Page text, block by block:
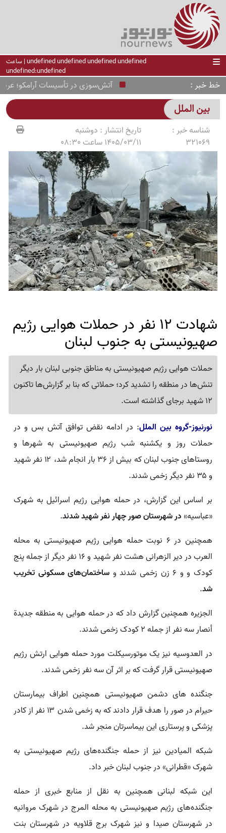
undefined undefined undefined undefined | ساعت
undefined:undefined
خط خبر آتش‌سوزی در تأسیسات آرامکو؛
بین الملل
شناسه خبر :
321069
تاریخ انتشار : دوشنبه
1405/03/11 ساعت 08:30
شهادت 12 نفر در حملات هوایی رژیم
صهیونیستی به جنوب لبنان
حملات هوایی رژیم صهیونیستی به مناطق جنوبی لبنان بار دیگر
تنش‌ها در منطقه را تشدید کرد؛ حملاتی که بنا بر گزارش‌ها تاکنون
12 شهید برجای گذاشته است.
نورنیوز-گروه بین الملل: در ادامه نقض توافق آتش بس و در
حملات روز و یکشنبه شب رژیم صهیونیستی به شهرها و
روستاهای جنوب لبنان که بیش از ۳۶ بار انجام شد، ۱۲ نفر شهید
و ۳۵ نفر دیگر زخمی شدند.
بر اساس این گزارش، در حمله هوایی رژیم اسرائیل به شهرک
«عباسیه»در شهرستان صور چهار نفر شهید شدند.
همچنین در ۶ نوبت حمله هوایی رژیم صهیونیستی به محله
العرب در دیر الزهرانی هشت نفر شهید و ۱۶ نفر دیگر از جمله پنج
کودک و و ۶ زن زخمی شدند و
ساختمان‌های مسکونی تخریب
شد.
الجزیره همچنین گزارش داد که در حمله هوایی به منطقه جدیدة
أنصار سه نفر از جمله ۲ کودک زخمی شدند.
در العدوسیه نیز یک موتورسیکلت مورد حمله هوایی ارتش رژیم
صهیونیستی قرار گرفت که بر اثر آن سه نفر زخمی شدند.
جنگنده های دشمن صهیونیستی همچنین اطراف بیمارستان
حیرام در صور را هدف قرار دادند که به زخمی شدن ۱۳ نفر از کادر
پزشکی و پرستاری این بیماسرتان منجر شد.
شبکه المیادین نیز از حمله جنگنده‌های رژیم صهیونیستی به
شهرک «قطرانی» در جنوب لبنان خبر داد.
این شبکه لبنانی همچنین به نقل از منابع خبری از حمله
جنگنده‌های رژیم صهیونیستی به محله المرج در شهرک مروانیه
در شهرستان صیدا و نیز شهرک برج قلاویه در شهرستان بنت